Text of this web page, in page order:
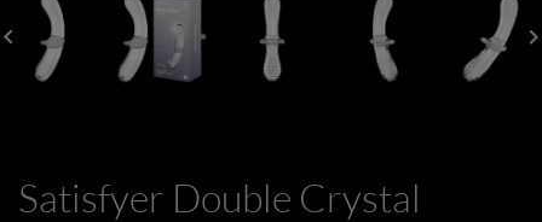
Satisfyer Double Crystal